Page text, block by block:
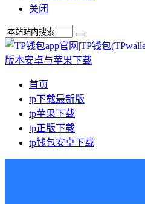
关闭
首页
tp下载最新版
tp苹果下载
tp正版下载
tp钱包安卓下载